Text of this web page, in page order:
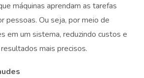
máquinas aprendam as tarefas
pessoas. Ou seja, por meio de
em um sistema, reduzindo custos e
mais precisos.